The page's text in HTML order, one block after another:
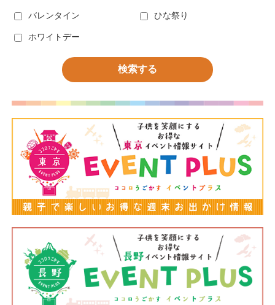
バレンタイン ひな祭り
ホワイトデー